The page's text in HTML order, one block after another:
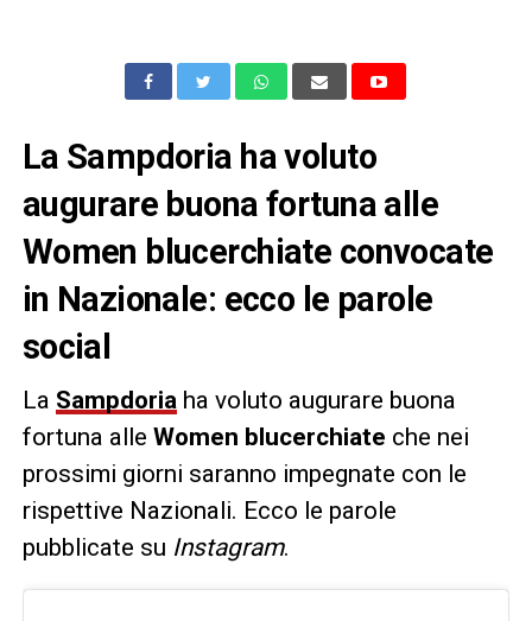
La Sampdoria ha voluto
augurare buona fortuna alle
Women blucerchiate convocate
in Nazionale: ecco le parole
social
La Sampdoriaha voluto augurare buona
fortuna alle Women blucerchiate che nei
prossimi giorni saranno impegnate con le
rispettive Nazionali. Ecco le parole
pubblicate su Instagram.